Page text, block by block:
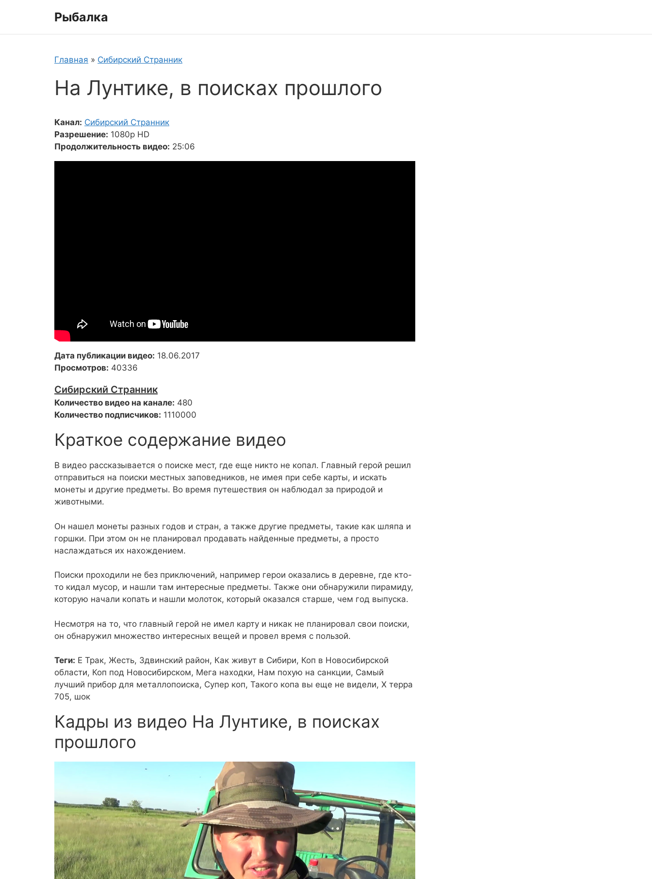
Рыбалка
Главная » Сибирский Странник
На Лунтике, в поисках прошлого
Канал: Сибирский Странник
Разрешение: 1080p HD
Продолжительность видео: 25:06
Дата публикации видео: 18.06.2017
Просмотров: 40336
Сибирский Странник
Количество видео на канале: 480
Количество подписчиков: 1110000
Краткое содержание видео
В видео рассказывается о поиске мест, где еще никто не копал. Главный герой решил
отправиться на поиски местных заповедников, не имея при себе карты, и искать
монеты и другие предметы. Во время путешествия он наблюдал за природой и
животными.
Он нашел монеты разных годов и стран, а также другие предметы, такие как шляпа и
горшки. При этом он не планировал продавать найденные предметы, а просто
наслаждаться их нахождением.
Поиски проходили не без приключений, например герои оказались в деревне, где кто-
то кидал мусор, и нашли там интересные предметы. Также они обнаружили пирамиду,
которую начали копать и нашли молоток, который оказался старше, чем год выпуска.
Несмотря на то, что главный герой не имел карту и никак не планировал свои поиски,
он обнаружил множество интересных вещей и провел время с пользой.
Теги: Е Трак, Жесть, Здвинский район, Как живут в Сибири, Коп в Новосибирской
области, Коп под Новосибирском, Мега находки, Нам похую на санкции, Самый
лучший прибор для металлопоиска, Супер коп, Такого копа вы еще не видели, Х терра
705, шок
Кадры из видео На Лунтике, в поисках
прошлого